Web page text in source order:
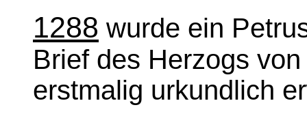
1288 wurde ein
Brief des Herzogs
erstmalig urkundlich